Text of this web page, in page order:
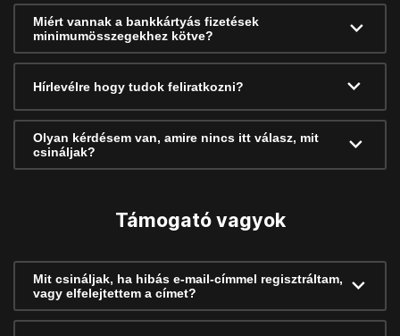
Miért vannak a bankkártyás fizetések
minimumösszegekhez kötve?
Hírlevélre hogy tudok feliratkozni?
Olyan kérdésem van, amire nincs itt válasz, mit
csináljak?
Támogató vagyok
Mit csináljak, ha hibás e-mail-címmel regisztráltam,
vagy elfelejtettem a címet?